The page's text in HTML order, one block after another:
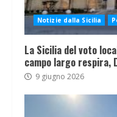
Notizie dalla Sicilia
La Sicilia del voto
campo largo respira,
9 giugno 2026